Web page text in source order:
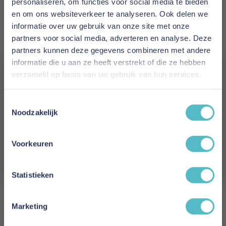
personaliseren, om functies voor social media te bieden
en om ons websiteverkeer te analyseren. Ook delen we
informatie over uw gebruik van onze site met onze
partners voor social media, adverteren en analyse. Deze
partners kunnen deze gegevens combineren met andere
informatie die u aan ze heeft verstrekt of die ze hebben
verzameld op basis van uw gebruik van hun services.
Noodzakelijk
Voorkeuren
Statistieken
Marketing
Het onderhouden van Polydaun Molton
Hoeslaken
Het onderhouden van Polydaun Molton
Hoeslaken is eenvoudig. Het kan in de
wasmachine gewassen worden op maximaal 60
graden Celsius. Gebruik geen bleekmiddel en
schoon en fris te houden. Bij het kopen van een
hoeslaken is het ook aan te raden om andere
dekbedovertrekken en matrasbeschermers te
E-mail